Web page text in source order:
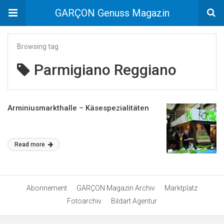
GARÇON Genuss Magazin
Browsing tag
Parmigiano Reggiano
Arminiusmarkthalle – Käsespezialitäten
Read more
Abonnement GARÇON Magazin Archiv
Marktplatz
Fotoarchiv
Bildart Agentur